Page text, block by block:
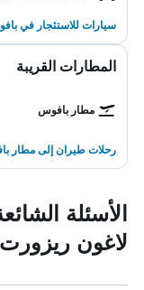
سيارات للاستئجار في
المطارات القريبة
مطار بافوس
رحلات طيران إلى مطار
الأسئلة
لاغون